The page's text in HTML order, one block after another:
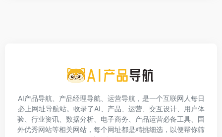
AI产品导航、产品经理导航、运营导航，是一个互联网人每日
必上网址导航站。收录了AI、产品、运营、交互设计、用户体
验、行业资讯、数据分析、电子商务、产品运营必备工具、国
外优秀网站等相关网站，每个网址都是精挑细选，以便帮你筛